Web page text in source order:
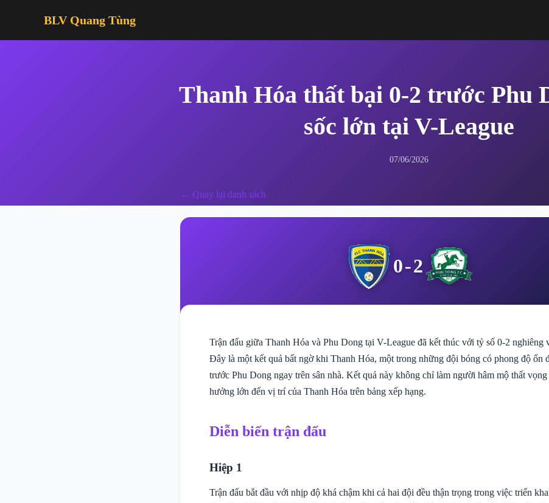
BLV Quang Tùng
Thanh Hóa thất bại 0-2 trước Phu
sốc lớn tại V-League
07/06/2026
← Quay lại danh sách
0-2
Trận đấu giữa Thanh Hóa và Phu Dong tại V-League đã kết thúc với tỷ số 0-2 nghiêng
Đây là một kết quả bất ngờ khi Thanh Hóa, một trong những đội bóng có phong độ ổn
trước Phu Dong ngay trên sân nhà. Kết quả này không chỉ làm người hâm mộ thất vọng
hưởng lớn đến vị trí của Thanh Hóa trên bảng xếp hạng.
Diễn biến trận đấu
Hiệp 1
Trận đấu bắt đầu với nhịp độ khá chậm khi cả hai đội đều thận trọng trong việc triển